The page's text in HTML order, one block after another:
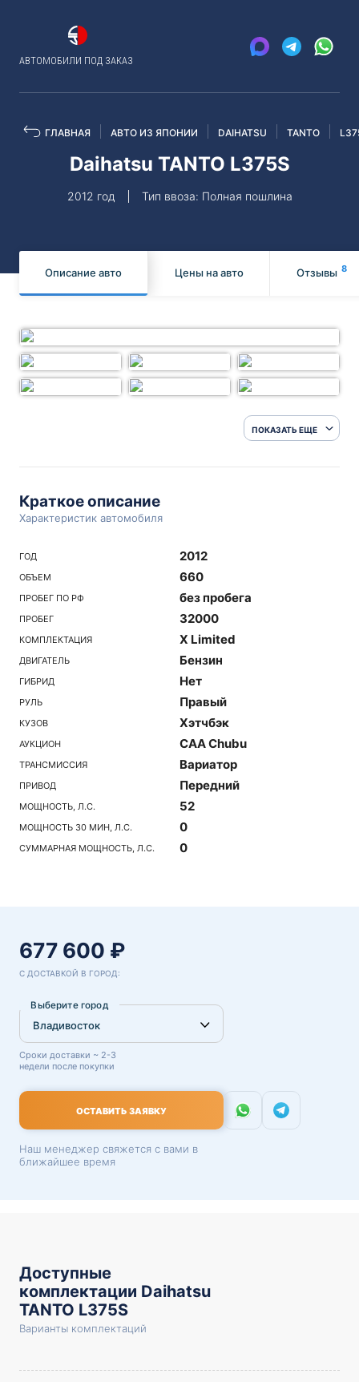
АВТОМОБИЛИ ПОД ЗАКАЗ
ГЛАВНАЯ АВТО ИЗ ЯПОНИИ DAIHATSU TANTO
Daihatsu TANTO L375S
2012 год Тип ввоза: Полная пошлина
Описание авто Цены на авто Отзывы 8
ПОКАЗАТЬ ЕЩЕ
Краткое описание
Характеристик автомобиля
ГОД 2012
ОБЪЕМ 660
ПРОБЕГ ПО РФ без пробега
ПРОБЕГ 32000
КОМПЛЕКТАЦИЯ X Limited
ДВИГАТЕЛЬ Бензин
ГИБРИД Нет
РУЛЬ Правый
КУЗОВ Хэтчбэк
АУКЦИОН CAA Chubu
ТРАНСМИССИЯ Вариатор
ПРИВОД Передний
МОЩНОСТЬ, Л.С. 52
МОЩНОСТЬ 30 МИН, Л.С. 0
СУММАРНАЯ МОЩНОСТЬ, Л.С. 0
677 600 ₽
С ДОСТАВКОЙ В ГОРОД:
Выберите город
Сроки доставки ~ 2-3
недели после покупки
ОСТАВИТЬ ЗАЯВКУ
Наш менеджер свяжется с вами в
ближайшее время
Доступные
комплектации Daihatsu
TANTO L375S
Варианты комплектаций